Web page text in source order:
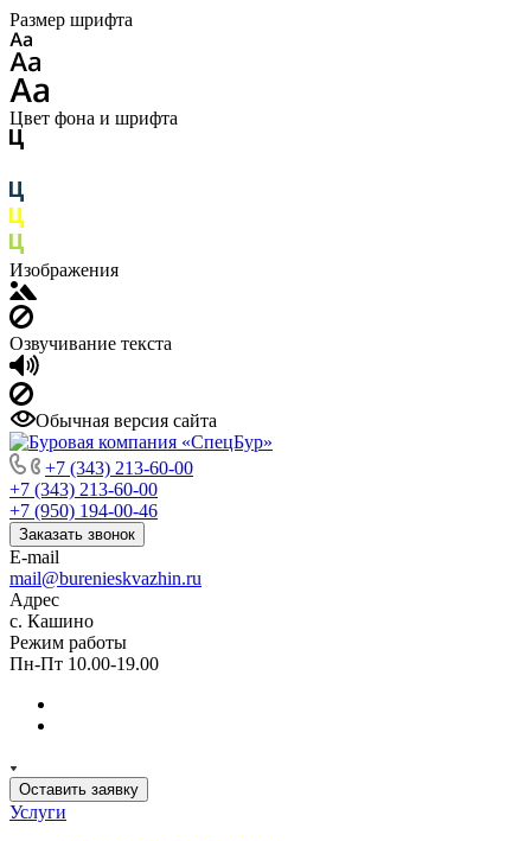
Размер шрифта
Цвет фона и шрифта
Изображения
Озвучивание текста
Обычная версия сайта
+7 (343) 213-60-00
+7 (343) 213-60-00
+7 (950) 194-00-46
Заказать звонок
E-mail
mail@burenieskvazhin.ru
Адрес
с. Кашино
Режим работы
Пн-Пт 10.00-19.00
Оставить заявку
Услуги